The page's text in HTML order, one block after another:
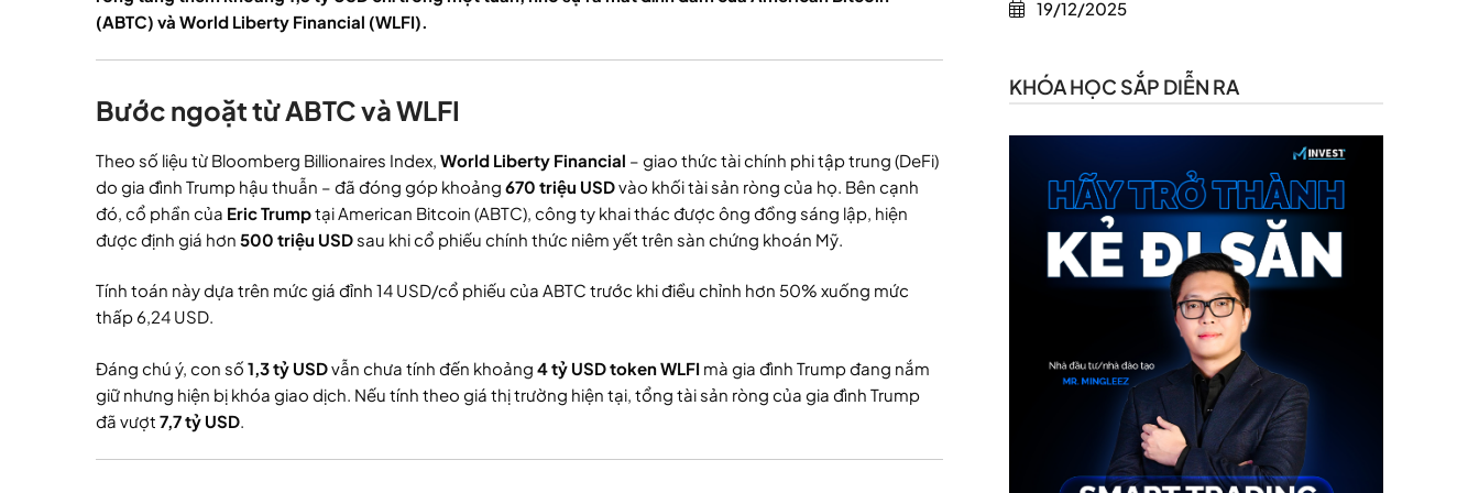
(ABTC) và World Liberty Financial (WLFI).
Bước ngoặt từ ABTC và WLFI
Theo số liệu từ Bloomberg Billionaires Index, World Liberty Financial – giao thức tài chính phi tập trung (DeFi)
do gia đình Trump hậu thuẫn – đã đóng góp khoảng 670 triệu USDvào khối tài sản ròng của họ. Bên cạnh
đó, cổ phần của Eric Trumptại American Bitcoin (ABTC), công ty khai thác được ông đồng sáng lập, hiện
được định giá hơn 500 triệu USD sau khi cổ phiếu chính thức niêm yết trên sàn chứng khoán Mỹ.
Tính toán này dựa trên mức giá đỉnh 14 USD/cổ phiếu của ABTC trước khi điều chỉnh hơn 50% xuống mức
thấp 6,24 USD.
Đáng chú ý, con số 1,3 tỷ USDvẫn chưa tính đến khoảng 4 tỷ USD token WLFI mà gia đình Trump đang nắm
giữ nhưng hiện bị khóa giao dịch. Nếu tính theo giá thị trường hiện tại, tổng tài sản ròng của gia đình Trump
đã vượt 7,7 tỷ USD
19/12/2025
KHÓA HỌC SẮP DIỄN RA